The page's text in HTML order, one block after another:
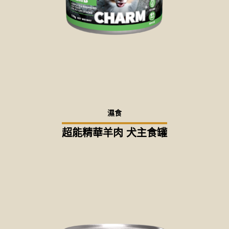
濕食
超能精華羊肉 犬主食罐